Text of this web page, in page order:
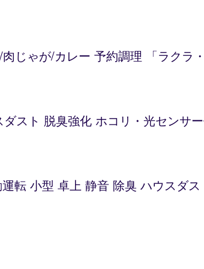
じゃが/カレー 予約調理 「ラクラ
スト 脱臭強化 ホコリ・光センサ
転 小型 卓上 静音 除臭 ハウスダス